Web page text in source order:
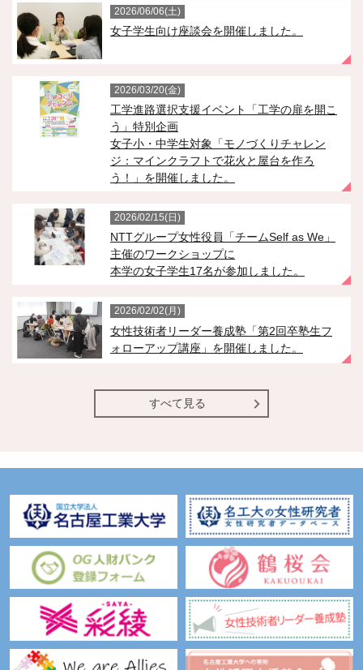
2026/06/06(土)
女子学生向け座談会を開催しました。
2026/03/20(金)
工学進路選択支援イベント「工学の扉を開こ
う」特別企画
女子小・中学生対象「モノづくりチャレン
ジ：マインクラフトで花火と屋台を作ろ
う！」を開催しました。
2026/02/15(日)
NTTグループ女性役員「チームSelf as We」
主催のワークショップに
本学の女子学生17名が参加しました。
2026/02/02(月)
女性技術者リーダー養成塾「第2回卒塾生フ
ォローアップ講座」を開催しました。
すべて見る